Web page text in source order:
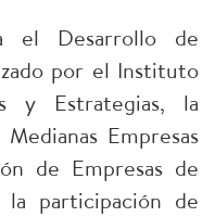
el Desarrollo de
por el Instituto
y Estrategias, la
Empresas
de Empresas de
la participación de